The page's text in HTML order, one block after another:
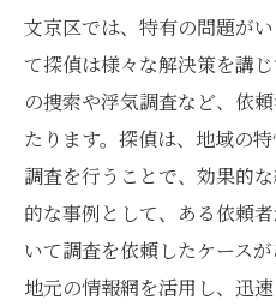
文京区では、特有の問題が
て探偵は様々な解決策を講
の捜索や浮気調査など、依
たります。探偵は、地域の
調査を行うことで、効果的
的な事例として、ある依頼
いて調査を依頼したケース
地元の情報網を活用し、迅